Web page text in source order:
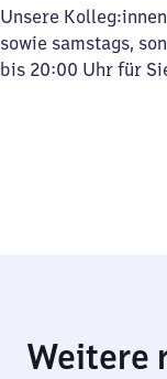
Unsere
sowie samstags,
bis 20:00 Uhr für
Weitere